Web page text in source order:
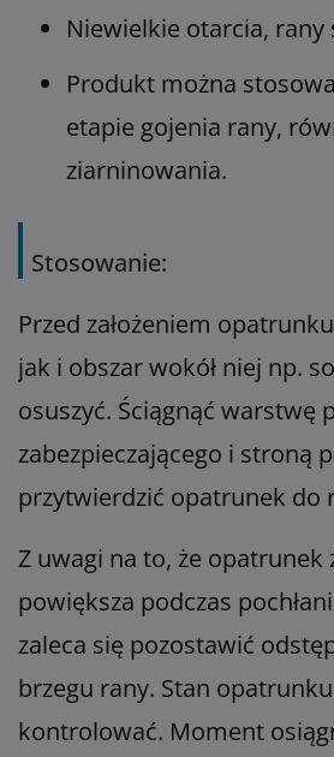
Niewielkie otarcia, rany
Produkt można
etapie gojenia rany,
ziarninowania.
Stosowanie:
Przed założeniem
jak i obszar wokół niej np.
osuszyć. Ściągnąć warstwę
zabezpieczającego i stroną
przytwierdzić opatrunek do
Z uwagi na to, że opatrunek
powiększa podczas
zaleca się pozostawić
brzegu rany. Stan
kontrolować. Moment